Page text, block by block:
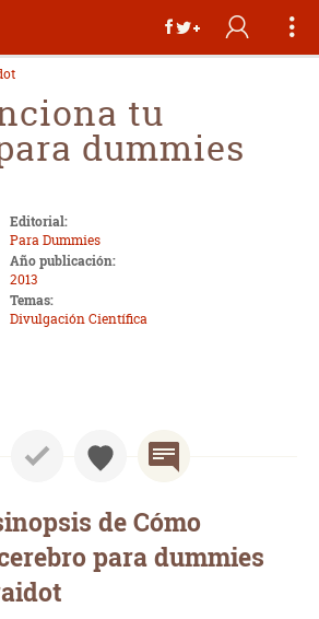
tu
dummies
Editorial:
Para Dummies
Año publicación:
2013
Temas:
Divulgación Científica
de Cómo
para dummies